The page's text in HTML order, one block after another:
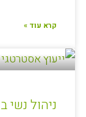
קרא עוד »
ניהול נשי